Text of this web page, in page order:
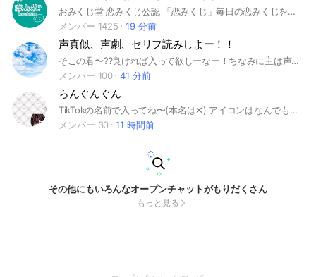
おみくじ堂 恋みくじ公認 「恋みくじ」毎日の恋みくじを皆で楽しむオープンチャットです。老若男女参加自由。 おみくじ堂の恋みくじは、大吉か大凶の言葉のみ。 善き結果であれば、愉しみにその時を待ち、 悪しき結果であれば、今後の戒めとし気を付け、 素直な気持ちで、受け止めてください。 あなたの恋や縁談が成就することを 心から願っております。 ラブレターも貼り付けて ライブトーク#テキスト#占い#心理テスト#おみくじ堂公認
メンバー 1425
19 分前
声真似、声劇、セリフ読みしよー！！
そこの君〜⁇良ければ入って欲しーなー！ちなみに主は声優志望です！あとアニオタです！…って言っても、貴方の方が多分アニメ詳しいかもwwまぁ、とにかく楽しもー！あ、忘れてたー！主が好きなのは、呪術廻戦とDr.stoneとシャドーハウスと鬼滅の刃と遠井さんとホリミヤとミルサブと…って感じ、かな？w ※荒らし❌ 即抜け⭕️ 無言抜け⭕️ ……なるべくしないで欲しいけどねっ☆ 一般常識をお持ちの方だけ入ってね〜(圧 あとねぇ、マジでごめんなさいっ！小5から入れるということでお願いします……！じゃあ、そゆことでっ！ #アニメ#声真似#声優志望#ライト#セリフ読み
メンバー 100
41 分前
らんぐんぐん
TikTokの名前で入ってね〜(本名は‪✕‬) アイコンはなんでもOK！ 入る条件！！ 私のFM(ファンマーク)を当ててね〜 プロフにも書いてあるから！間違えないように🤫💦
メンバー 30
11 時間前
その他にもいろんなオープンチャットがもりだくさん
もっと見る